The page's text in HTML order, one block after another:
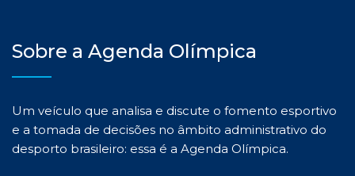
Sobre a Agenda Olímpica
Um veículo que analisa e discute o fomento esportivo
e a tomada de decisões no âmbito administrativo do
desporto brasileiro: essa é a Agenda Olímpica.